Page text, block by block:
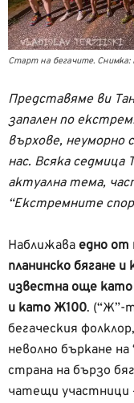
Старт на бегачите. Снимка:
Представяме ви
запален по
върхове, неуморно
нас. Всяка седмица
актуална тема,
“Екстремните
Наближава едно от
планинско бягане
известна още
и като Ж100. (“Ж”-
бегаческия
неволно бъркане
страна на бързо
чатещи участници